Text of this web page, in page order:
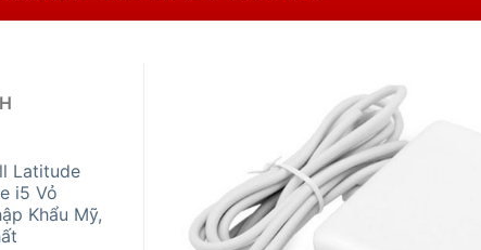
Latitude
i5 Vỏ
Khẩu Mỹ,